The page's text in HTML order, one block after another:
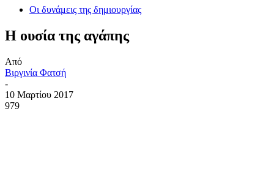
Οι δυνάμεις της δημιουργίας
Η ουσία της αγάπης
Από
Βιργινία Φατσή
-
10 Μαρτίου 2017
979